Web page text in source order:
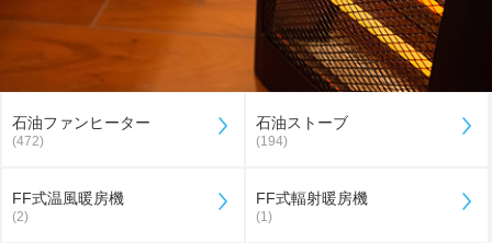
石油ファンヒーター
(472)
石油ストーブ
(194)
FF式温風暖房機
(2)
FF式輻射暖房機
(1)